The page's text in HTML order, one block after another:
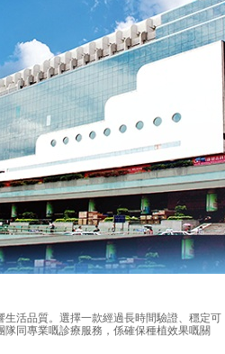
活品質。選擇一款經過長時間驗證、穩定可
同專業嘅診療服務，係確保種植效果嘅關